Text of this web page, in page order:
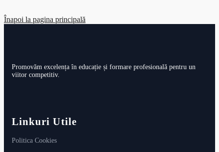
Înapoi la pagina principală
Promovăm excelența în educație și formare profesională pentru un
viitor competitiv.
Linkuri Utile
Politica Cookies